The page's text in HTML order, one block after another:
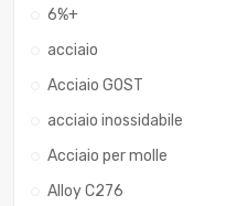
6%+
acciaio
Acciaio GOST
acciaio inossidabile
Acciaio per molle
Alloy C276